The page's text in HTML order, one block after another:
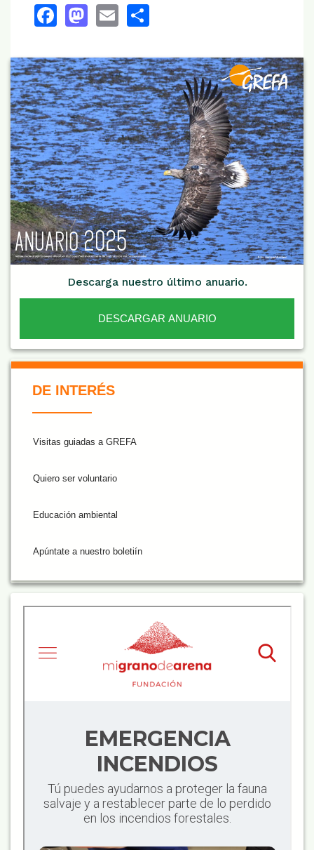
Facebook
Mastodon
Email
Descarga nuestro último anuario.
DESCARGAR ANUARIO
DE INTERÉS
Visitas guiadas a GREFA
Quiero ser voluntario
Educación ambiental
Apúntate a nuestro boletiín